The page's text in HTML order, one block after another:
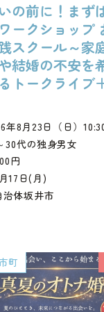
の前に！まず
ークショップ
スクール～家
結婚の不安を
トークライブ
年8月23日 （日）
30代の独身男女
円
17日(月)
治体坂井市
町